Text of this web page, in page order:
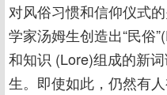
对风俗习惯和信仰仪式
学家汤姆生创造出“民俗
和知识 (Lore)组成的新
生。即使如此，仍然有